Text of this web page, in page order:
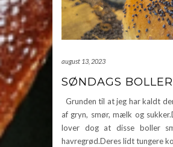
august 13, 2023
SØNDAGS BOLLER
Grunden til at jeg har kaldt
af gryn, smør, mælk og
lover dog at disse boller
havregrød.Deres lidt tungere